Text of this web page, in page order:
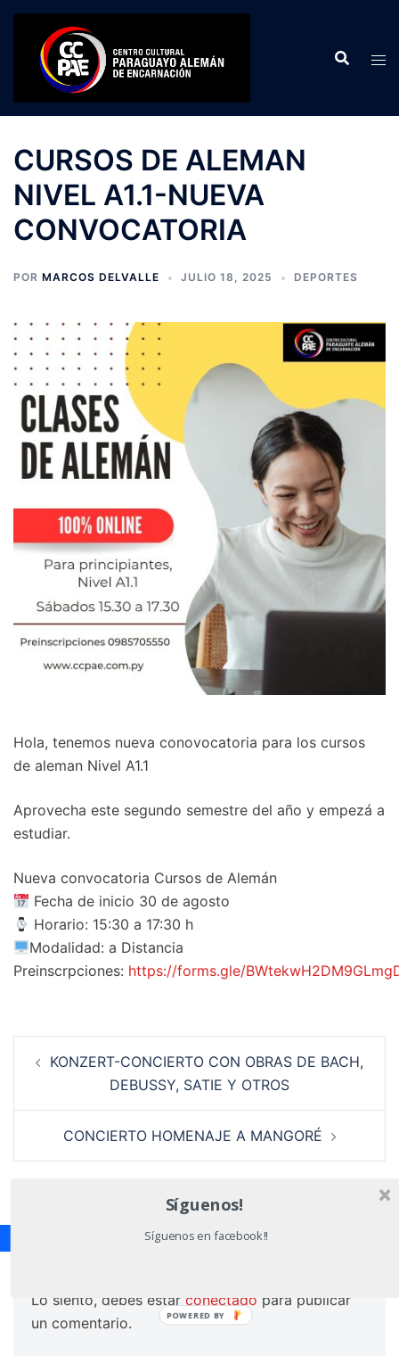
Saltar
contenido
CURSOS DE ALEMAN
NIVEL A1.1-NUEVA
CONVOCATORIA
POR MARCOS DELVALLE JULIO 18, 2025 DEPORTES
Hola, tenemos nueva conovocatoria para los cursos
de aleman Nivel A1.1
Aprovecha este segundo semestre del año y empezá a
estudiar.
Nueva convocatoria Cursos de Alemán
Fecha de inicio 30 de agosto
Horario: 15:30 a 17:30 h
Modalidad: a Distancia
Preinscrpciones: https://forms.gle/
de
KONZERT-CONCIERTO CON OBRAS DE BACH,
DEBUSSY, SATIE Y OTROS
CONCIERTO HOMENAJE A MANGORÉ
Lo siento, debes estar conectado para publicar
un comentario.
Síguenos!
Síguenos en facebook!!
POWERED BY